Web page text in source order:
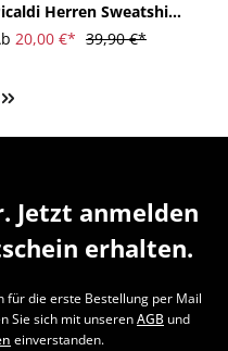
Herren Sweatshirt
Black
20,00 €* 39,90 €*
Jetzt anmelden
erhalten.
für die erste Bestellung per Mail
Sie sich mit unserenAGB und
einverstanden.